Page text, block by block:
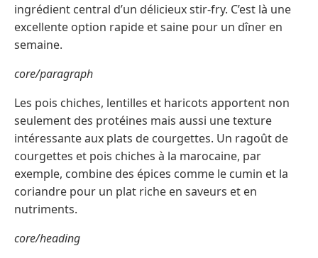
ingrédient central d’un délicieux stir-fry. C’est là une
excellente option rapide et saine pour un dîner en
semaine.
core/paragraph
Les pois chiches, lentilles et haricots apportent non
seulement des protéines mais aussi une texture
intéressante aux plats de courgettes. Un ragoût de
courgettes et pois chiches à la marocaine, par
exemple, combine des épices comme le cumin et la
coriandre pour un plat riche en saveurs et en
nutriments.
core/heading